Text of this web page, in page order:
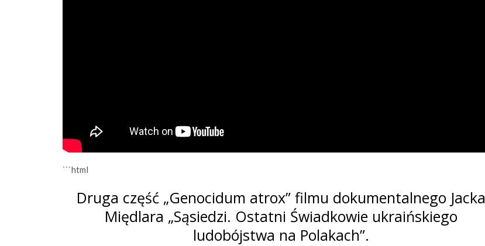
```html
Druga część „Genocidum atrox” filmu dokumentalnego Jacka
Międlara „Sąsiedzi. Ostatni Świadkowie ukraińskiego
ludobójstwa na Polakach”.